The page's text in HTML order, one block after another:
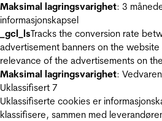
Maksimal lagringsvarighet: 3
informasjonskapsel
_gcl_lsTracks the conversion rate
advertisement banners on the
relevance of the advertisements on
Maksimal lagringsvarighet:
Uklassifisert 7
Uklassifiserte cookies er
klassifisere, sammen med